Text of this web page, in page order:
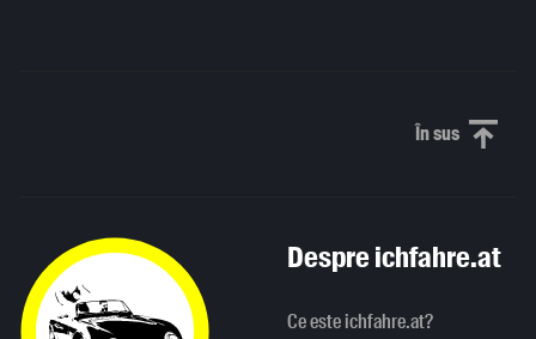
În susDerulați
Despre ichfahre.at
Ce este ichfahre.at?